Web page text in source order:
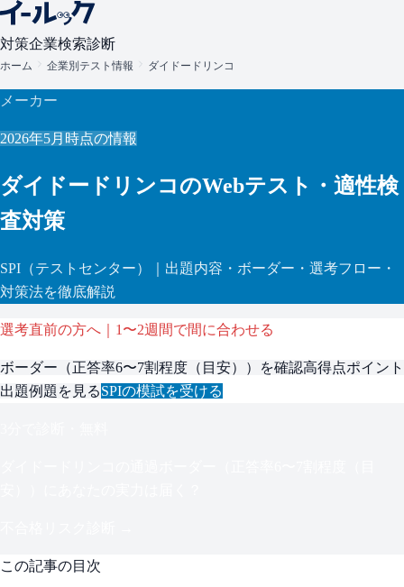
対策企業検索診断
ホーム 企業別テスト情報 ダイドードリンコ
メーカー
2026年5月 時点の情報
ダイドードリンコのWebテスト・適性検
査対策
SPI （テストセンター）
｜出題内容・ボーダー・選考フロー・
対策法を徹底解説
選考直前の方へ｜1〜2週間で間に合わせる
ボーダー（正答率6〜7割程度（目安） ）を確認高得点ポイント
出題例題を見るSPIの模試を受ける
この記事の目次